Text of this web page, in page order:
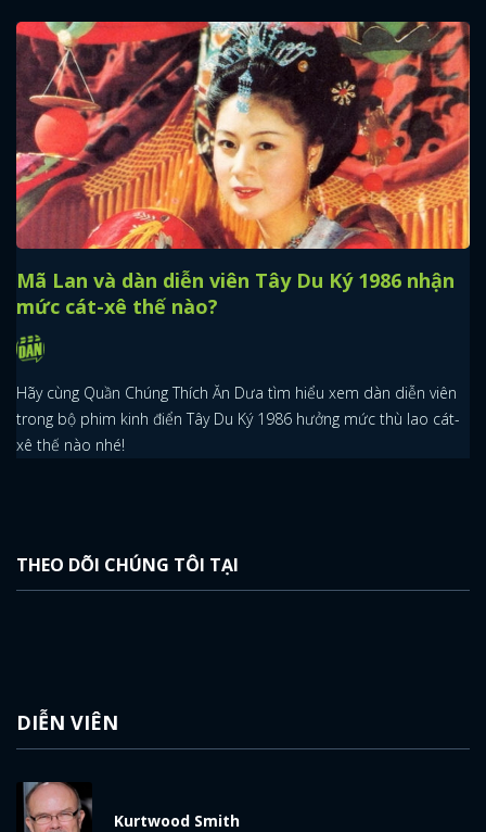
x
ĐĂNG NHẬP
Mã Lan và dàn diễn viên Tây Du Ký 1986 nhận
mức cát-xê thế nào?
Hãy cùng Quần Chúng Thích Ăn Dưa tìm hiểu xem dàn diễn viên
trong bộ phim kinh điển Tây Du Ký 1986 hưởng mức thù lao cát-
xê thế nào nhé!
THEO DÕI CHÚNG TÔI TẠI
DIỄN VIÊN
Kurtwood Smith